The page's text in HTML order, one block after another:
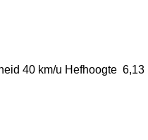
40 km/u Hefhoogte 6,13